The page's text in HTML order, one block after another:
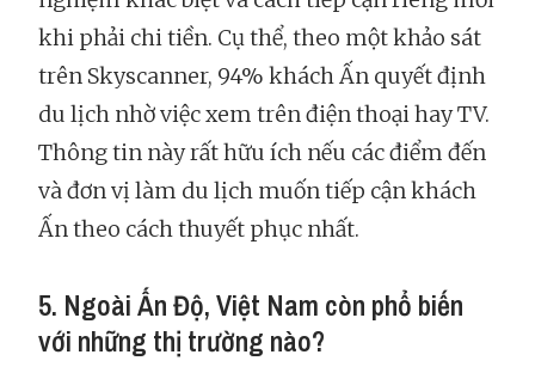
khi phải chi tiền. Cụ thể, theo một khảo sát
trên Skyscanner, 94% khách Ấn quyết định
du lịch nhờ việc xem trên điện thoại hay TV.
Thông tin này rất hữu ích nếu các điểm đến
và đơn vị làm du lịch muốn tiếp cận khách
Ấn theo cách thuyết phục nhất.
5. Ngoài Ấn Độ, Việt Nam còn phổ biến
với những thị trường nào?